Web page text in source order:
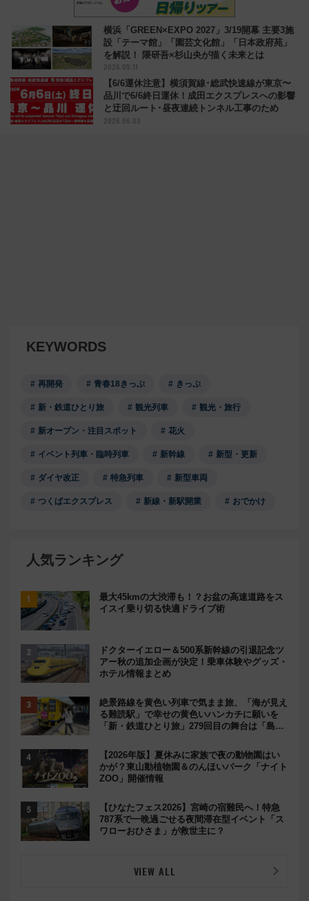
横浜「GREEN×EXPO 2027」3/19開幕 主要3施
設「テーマ館」「園芸文化館」「日本政府苑」
を解説！ 隈研吾×杉山央が描く未来とは
2026.05.11
【6/6運休注意】横須賀線･総武快速線が東京〜
品川で6/6終日運休！成田エクスプレスへの影響
と迂回ルート･昼夜連続トンネル工事のため
2026.06.03
KEYWORDS
再開発 青春18きっぷ きっぷ
新・鉄道ひとり旅 観光列車 観光・旅行
新オープン・注目スポット 花火
イベント列車・臨時列車 新幹線 新型・更新
ダイヤ改正 特急列車 新型車両
つくばエクスプレス 新線・新駅開業 おでかけ
人気ランキング
最大45kmの大渋滞も！？お盆の高速道路をス
イスイ乗り切る快適ドライブ術
ドクターイエロー＆500系新幹線の引退記念ツ
アー秋の追加企画が決定！乗車体験やグッズ・
ホテル情報まとめ
絶景路線を黄色い列車で気まま旅、「海が見え
る難読駅」で幸せの黄色いハンカチに願いを
「新・鉄道ひとり旅」279回目の舞台は「島原
【2026年版】夏休みに家族で夜の動物園はい
かが？東山動植物園＆のんほいパーク「ナイト
ZOO」開催情報
【ひなたフェス2026】宮崎の宿難民へ！特急
787系で一晩過ごせる夜間滞在型イベント「ス
ワローおひさま」が救世主に？
VIEW ALL